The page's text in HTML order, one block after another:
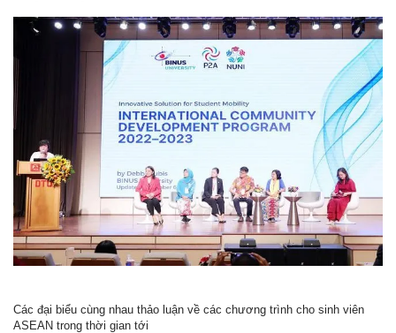
Các đại biểu cùng nhau thảo luận về các chương trình cho sinh viên
ASEAN trong thời gian tới